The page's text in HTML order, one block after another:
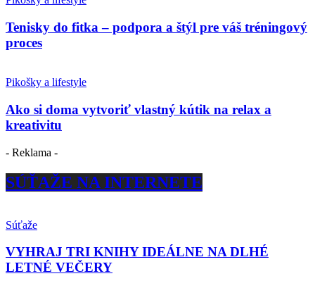
Tenisky do fitka – podpora a štýl pre váš tréningový
proces
Pikošky a lifestyle
Ako si doma vytvoriť vlastný kútik na relax a
kreativitu
- Reklama -
SÚŤAŽE NA INTERNETE
Súťaže
VYHRAJ TRI KNIHY IDEÁLNE NA DLHÉ
LETNÉ VEČERY